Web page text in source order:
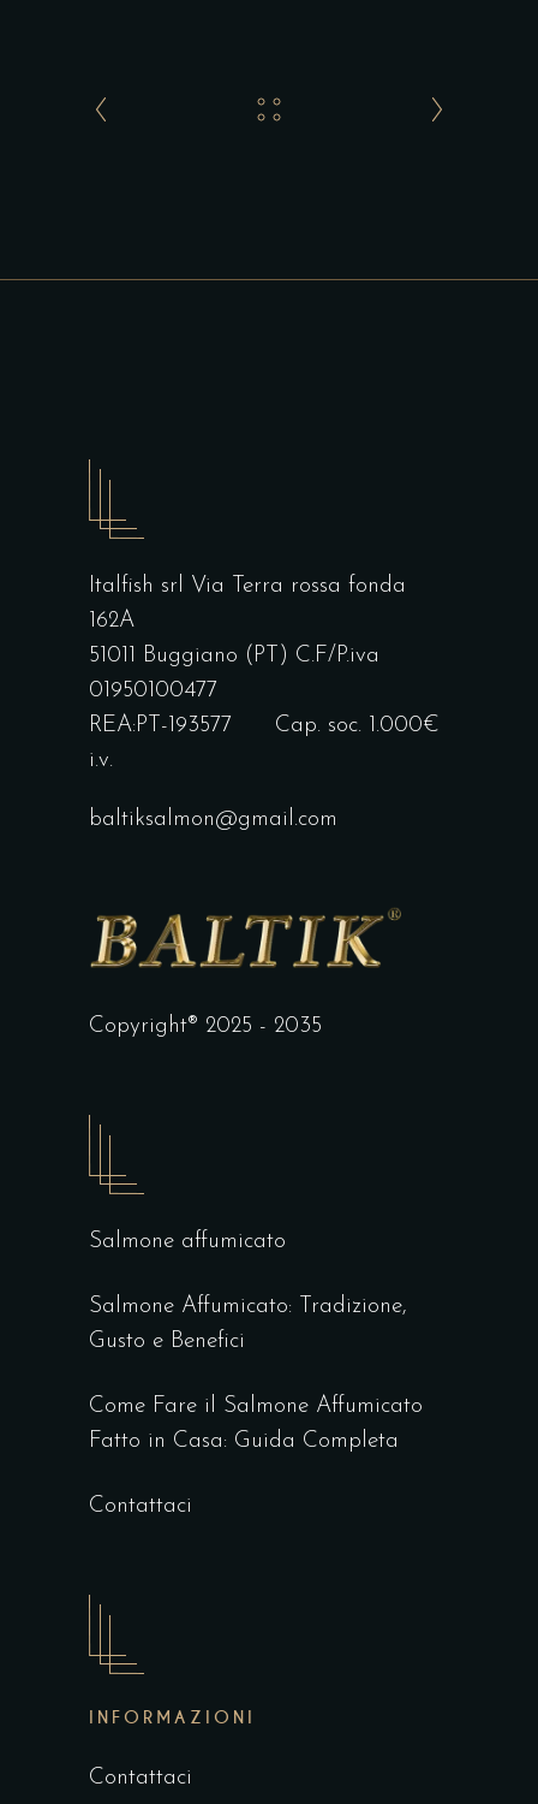
Italfish srl Via Terra rossa fonda
162A
51011 Buggiano (PT) C.F/P.iva
01950100477
REA:PT-193577 Cap. soc. 1.000€
i.v.
baltiksalmon@gmail.com
Copyright® 2025 - 2035
Salmone affumicato
Salmone Affumicato: Tradizione,
Gusto e Benefici
Come Fare il Salmone Affumicato
Fatto in Casa: Guida Completa
Contattaci
INFORMAZIONI
Contattaci